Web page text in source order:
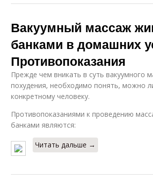
Вакуумный массаж
банками в домашних
Противопоказания
Прежде чем вникать в суть вакуумного
похудения, необходимо понять, можно
конкретному человеку.
Противопоказаниями к проведению
банками являются:
Читать дальше →